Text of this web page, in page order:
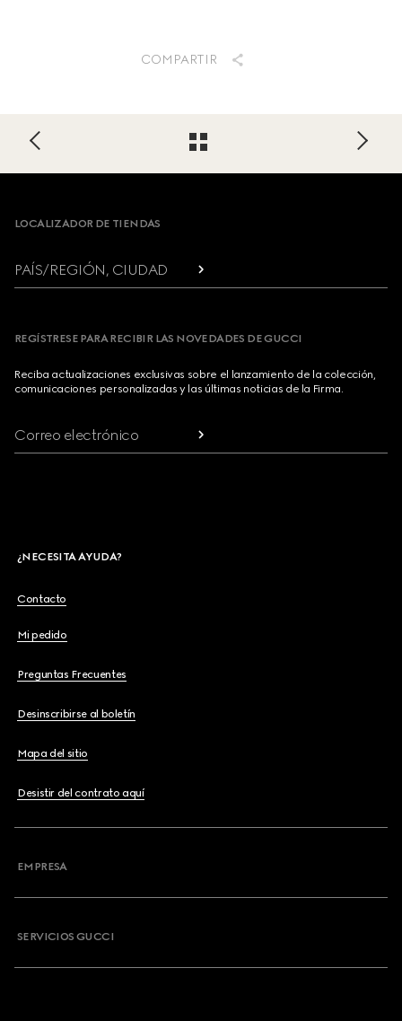
COMPARTIR
Footer
LOCALIZADOR DE TIENDAS
PAÍS/REGIÓN, CIUDAD
REGÍSTRESE PARA RECIBIR LAS NOVEDADES DE GUCCI
Reciba actualizaciones exclusivas sobre el lanzamiento de la colección,
comunicaciones personalizadas y las últimas noticias de la Firma.
Correo electrónico
¿NECESITA AYUDA?
Contacto
Mi pedido
Preguntas Frecuentes
Desinscribirse al boletín
Mapa del sitio
Desistir del contrato aquí
EMPRESA
SERVICIOS GUCCI